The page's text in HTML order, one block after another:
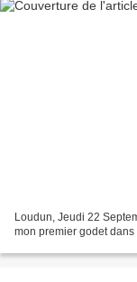
Loudun, Jeudi 22
mon premier godet dans